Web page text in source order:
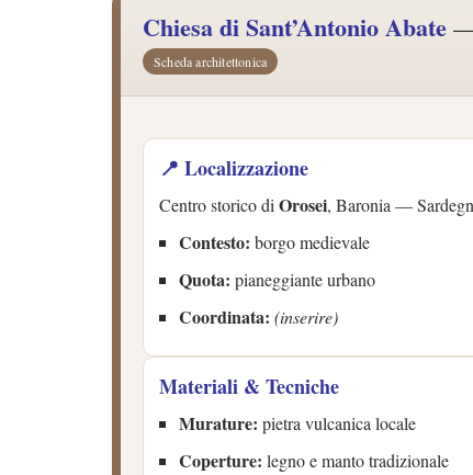
Chiesa di Sant’Antonio Abate
Scheda architettonica
📍 Localizzazione
Centro storico diOrosei, Baronia —
Contesto: borgo medievale
Quota: pianeggiante urbano
Coordinata: (inserire)
Materiali & Tecniche
Murature: pietra vulcanica locale
Coperture: legno e manto tradizionale